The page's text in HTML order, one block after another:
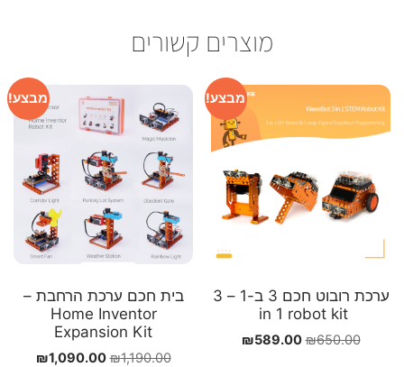
מוצרים קשורים
מבצע!
ערכת רובוט חכם 3 ב-1 – 3
in 1 robot kit
₪650.00
₪589.00
מבצע!
בית חכם ערכת הרחבת –
Home Inventor
Expansion Kit
₪1,190.00
₪1,090.00